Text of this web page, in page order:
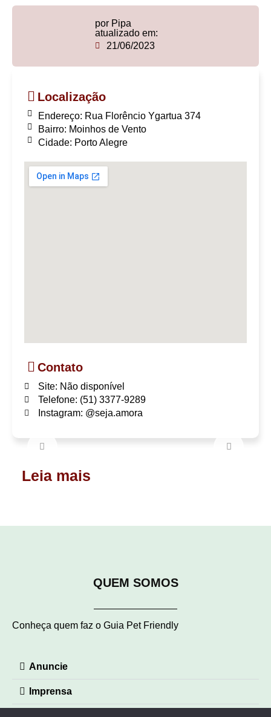
por Pipa
atualizado em:
21/06/2023
Localização
Endereço: Rua Florêncio Ygartua 374
Bairro: Moinhos de Vento
Cidade: Porto Alegre
Contato
Site: Não disponível
Telefone: (51) 3377-9289
Instagram: @seja.amora
Leia mais
QUEM SOMOS
Conheça quem faz o Guia Pet Friendly
Anuncie
Imprensa